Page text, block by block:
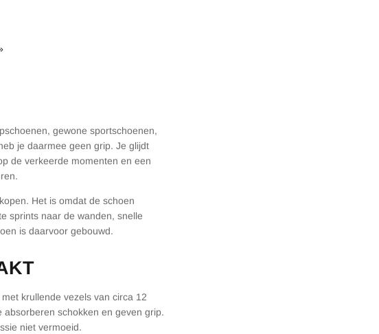
gewone sportschoenen,
je daarmee geen grip. Je glijdt
de verkeerde momenten en een
Het is omdat de schoen
sprints naar de wanden, snelle
is daarvoor gebouwd.
krullende vezels van circa 12
schokken en geven grip.
niet vermoeid.